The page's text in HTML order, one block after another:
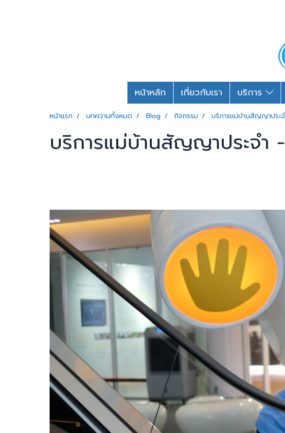
หน้าหลัก เกี่ยวกับเรา บริการ
หน้าแรก บทความทั้งหมด Blog กิจกรรม บริการแม่บ้านสัญญาประ
บริการแม่บ้านสัญญาประจำ